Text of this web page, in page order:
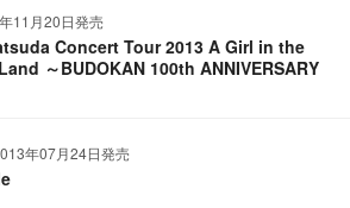
11月20日発売
Concert Tour 2013 A Girl in the
～BUDOKAN 100th ANNIVERSARY
年07月24日発売